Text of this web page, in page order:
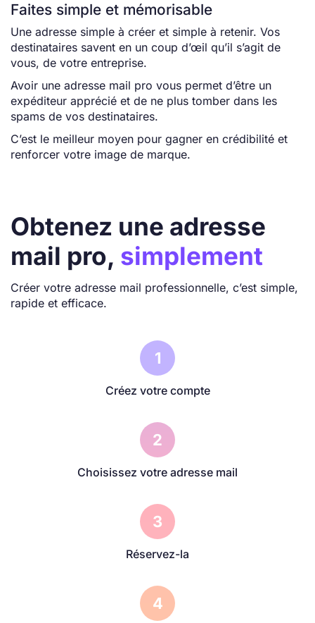
Faites simple et mémorisable
Une adresse simple à créer et simple à retenir. Vos
destinataires savent en un coup d’œil qu’il s’agit de
vous, de votre entreprise.
Avoir une adresse mail pro vous permet d’être un
expéditeur apprécié et de ne plus tomber dans les
spams de vos destinataires.
C’est le meilleur moyen pour gagner en crédibilité et
renforcer votre image de marque.
Obtenez une adresse
mail pro, simplement
Créer votre adresse mail professionnelle, c’est simple,
rapide et efficace.
1
Créez votre compte
2
Choisissez votre adresse mail
3
Réservez-la
4